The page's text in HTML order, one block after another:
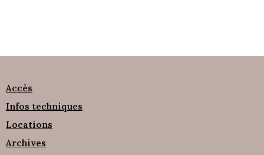
Accès
Infos techniques
Locations
Archives